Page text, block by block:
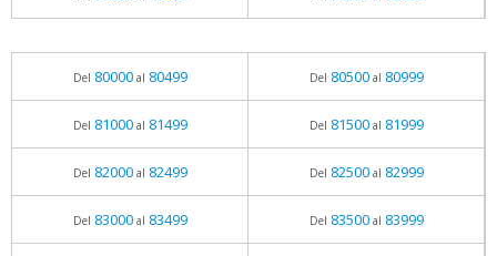
Del 80000al 80499 Del 80500al 80999
Del 81000al 81499 Del 81500al 81999
Del 82000al 82499 Del 82500al 82999
Del 83000al 83499 Del 83500al 83999